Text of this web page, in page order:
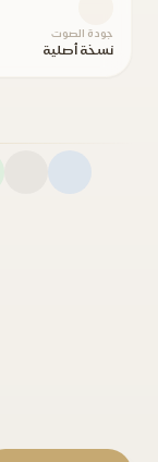
جودة الصوت
نسخة أصلية